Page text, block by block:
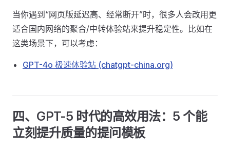
当你遇到“网页版延迟高、经常断开”时，很多人会改用更
适合国内网络的聚合/中转体验站来提升稳定性。比如在
这类场景下，可以考虑：
GPT-4o 极速体验站 (chatgpt-china.org)
四、GPT-5 时代的高效用法：5 个能
立刻提升质量的提问模板